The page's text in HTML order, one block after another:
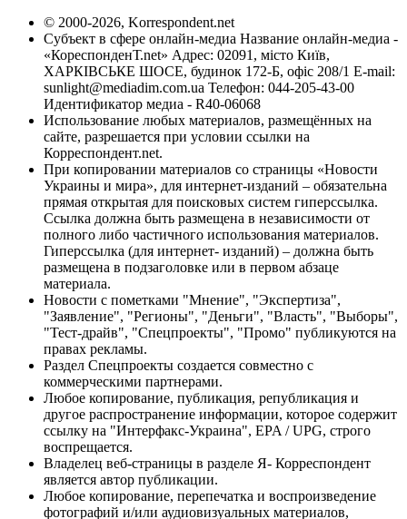
© 2000-2026, Korrespondent.net
Субъект в сфере онлайн-медиа Название онлайн-медиа -
«КореспонденТ.net» Адрес: 02091, місто Київ,
ХАРКІВСЬКЕ ШОСЕ, будинок 172-Б, офіс 208/1 E-mail:
sunlight@mediadim.com.ua Телефон: 044-205-43-00
Идентификатор медиа - R40-06068
Использование любых материалов, размещённых на
сайте, разрешается при условии ссылки на
Корреспондент.net.
При копировании материалов со страницы «Новости
Украины и мира», для интернет-изданий – обязательна
прямая открытая для поисковых систем гиперссылка.
Ссылка должна быть размещена в независимости от
полного либо частичного использования материалов.
Гиперссылка (для интернет- изданий) – должна быть
размещена в подзаголовке или в первом абзаце
материала.
Новости с пометками "Мнение", "Экспертиза",
"Заявление", "Регионы", "Деньги", "Власть", "Выборы",
"Тест-драйв", "Спецпроекты", "Промо" публикуются на
правах рекламы.
Раздел Спецпроекты создается совместно с
коммерческими партнерами.
Любое копирование, публикация, републикация и
другое распространение информации, которое содержит
ссылку на "Интерфакс-Украина", EPA / UPG, строго
воспрещается.
Владелец веб-страницы в разделе Я- Корреспондент
является автор публикации.
Любое копирование, перепечатка и воспроизведение
фотографий и/или аудиовизуальных материалов,